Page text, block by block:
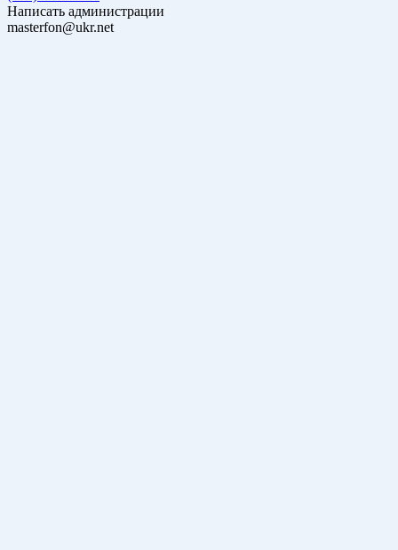
Написать администрации
masterfon@ukr.net